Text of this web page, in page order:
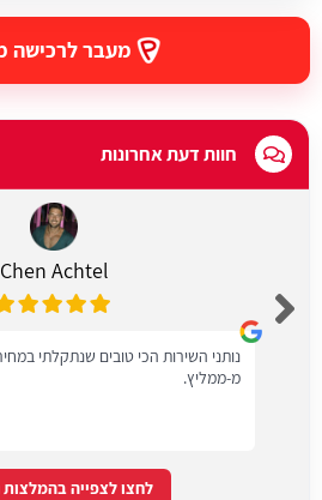
מעבר לרכישה
חוות דעת אחרונות
Chen Achtel
נותני השירות הכי טובים שנתקלתי
מ-ממליץ.
לחצו לצפייה בהמלצות